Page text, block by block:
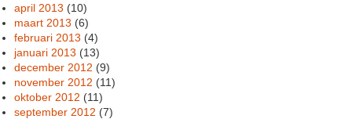
april 2013 (10)
maart 2013 (6)
februari 2013 (4)
januari 2013 (13)
december 2012 (9)
november 2012 (11)
oktober 2012 (11)
september 2012 (7)